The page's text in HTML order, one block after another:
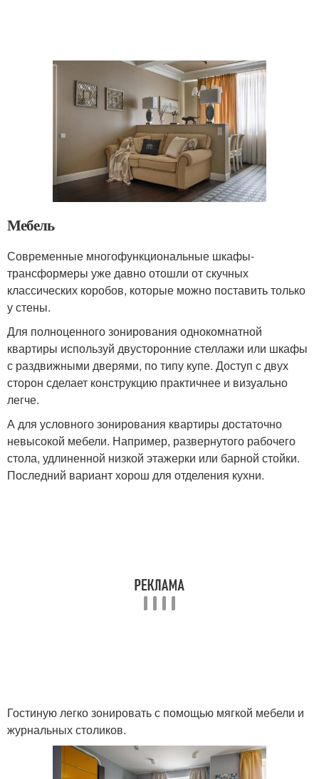
Мебель
Современные многофункциональные шкафы-
трансформеры уже давно отошли от скучных
классических коробов, которые можно поставить только
у стены.
Для полноценного зонирования однокомнатной
квартиры используй двусторонние стеллажи или шкафы
с раздвижными дверями, по типу купе. Доступ с двух
сторон сделает конструкцию практичнее и визуально
легче.
А для условного зонирования квартиры достаточно
невысокой мебели. Например, развернутого рабочего
стола, удлиненной низкой этажерки или барной стойки.
Последний вариант хорош для отделения кухни.
Гостиную легко зонировать с помощью мягкой мебели и
журнальных столиков.